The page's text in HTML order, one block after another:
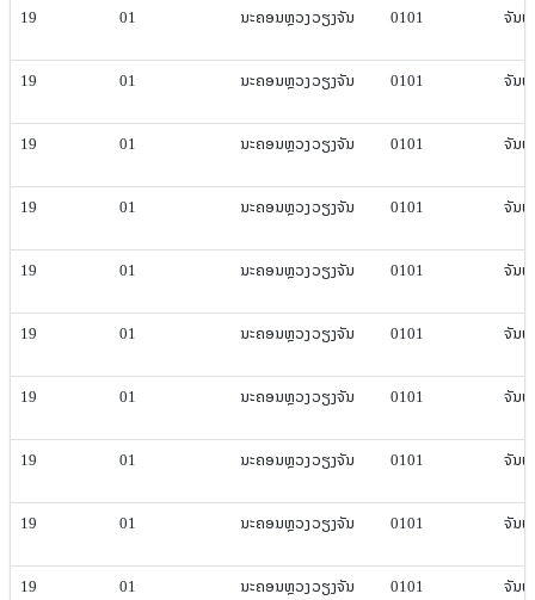
19 01 ນະຄອນຫຼວງ​ວຽງ​ຈັນ 0101 ຈັນ
19 01 ນະຄອນຫຼວງ​ວຽງ​ຈັນ 0101 ຈັນ
19 01 ນະຄອນຫຼວງ​ວຽງ​ຈັນ 0101 ຈັນ
19 01 ນະຄອນຫຼວງ​ວຽງ​ຈັນ 0101 ຈັນ
19 01 ນະຄອນຫຼວງ​ວຽງ​ຈັນ 0101 ຈັນ
19 01 ນະຄອນຫຼວງ​ວຽງ​ຈັນ 0101 ຈັນ
19 01 ນະຄອນຫຼວງ​ວຽງ​ຈັນ 0101 ຈັນ
19 01 ນະຄອນຫຼວງ​ວຽງ​ຈັນ 0101 ຈັນ
19 01 ນະຄອນຫຼວງ​ວຽງ​ຈັນ 0101 ຈັນ
19 01 ນະຄອນຫຼວງ​ວຽງ​ຈັນ 0101 ຈັນ